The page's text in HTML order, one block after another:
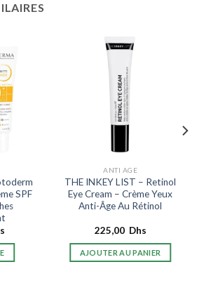
SPF
ANTI AGE
THE INKEY LIST – Retinol
Eye Cream – Crème Yeux
Anti-Âge Au Rétinol
225,00 Dhs
AJOUTER AU PANIER